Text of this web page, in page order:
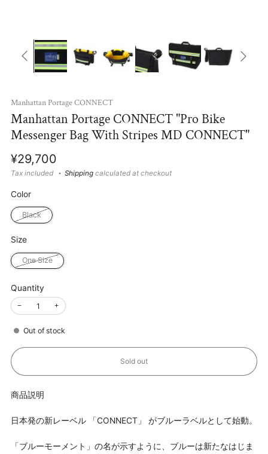
Manhattan Portage CONNECT
Manhattan Portage CONNECT "Pro Bike
Messenger Bag With Stripes MD CONNECT"
Regular
price
¥29,700
Tax included Shipping calculated at checkout
Color
Black
Size
One Size
Quantity
− +
Out of stock
Sold out
商品説明
日本発の新レーベル 「CONNECT」 がブルーラベルとして始動。
「ブルーモーメント」の名が示すように、ブルーは新たなはじま